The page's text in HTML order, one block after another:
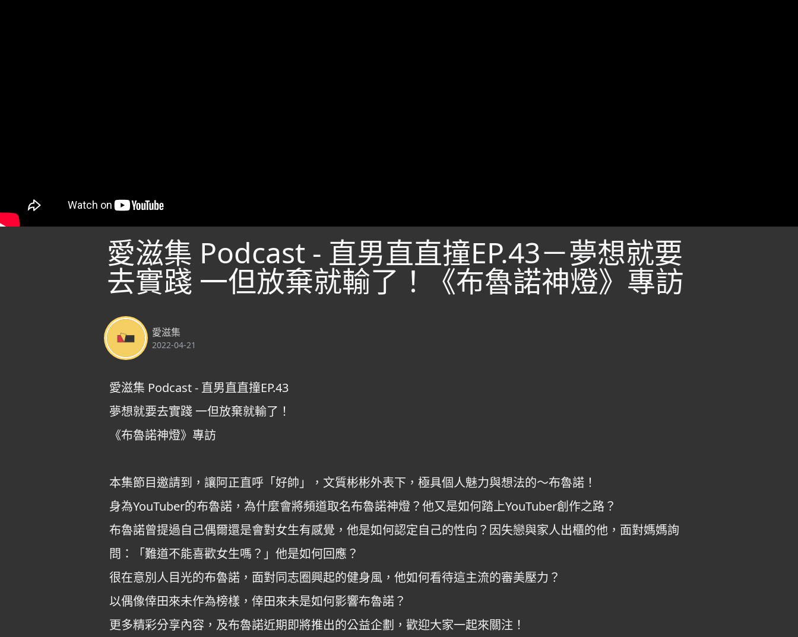
愛滋集 Podcast - 直男直直撞EP.43－夢想就要
去實踐 一但放棄就輸了！《布魯諾神燈》專訪
愛滋集
2022-04-21
愛滋集 Podcast - 直男直直撞EP.43
夢想就要去實踐 一但放棄就輸了！
《布魯諾神燈》專訪
本集節目邀請到，讓阿正直呼「好帥」，文質彬彬外表下，極具個人魅力與想法的～布魯諾！
身為YouTuber的布魯諾，為什麼會將頻道取名布魯諾神燈？他又是如何踏上YouTuber創作之路？
布魯諾曾提過自己偶爾還是會對女生有感覺，他是如何認定自己的性向？因失戀與家人出櫃的他，面對媽媽詢
問：「難道不能喜歡女生嗎？」他是如何回應？
很在意別人目光的布魯諾，面對同志圈興起的健身風，他如何看待這主流的審美壓力？
以偶像倖田來未作為榜樣，倖田來未是如何影響布魯諾？
更多精彩分享內容，及布魯諾近期即將推出的公益企劃，歡迎大家一起來關注！